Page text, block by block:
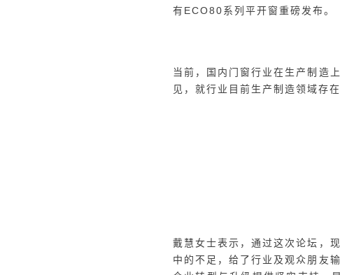
窗董事长李昌安、安义门窗行业
窗事业部经理蔡峥、易欧思联合